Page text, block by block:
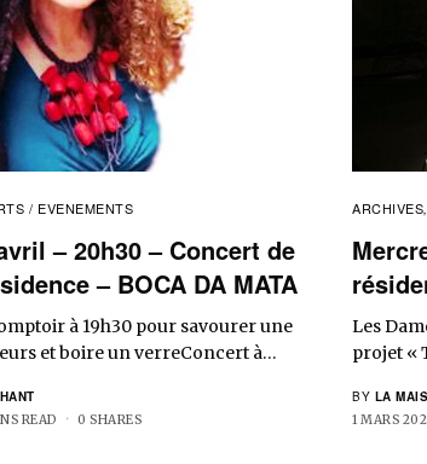
/ EVENEMENTS
– 20h30 – Concert de
– BOCA DA MATA
à 19h30 pour savourer une
et boire un verreConcert à…
READ 0 SHARES
ARCHIVES,
Les
projet «
BY LA
1 MARS